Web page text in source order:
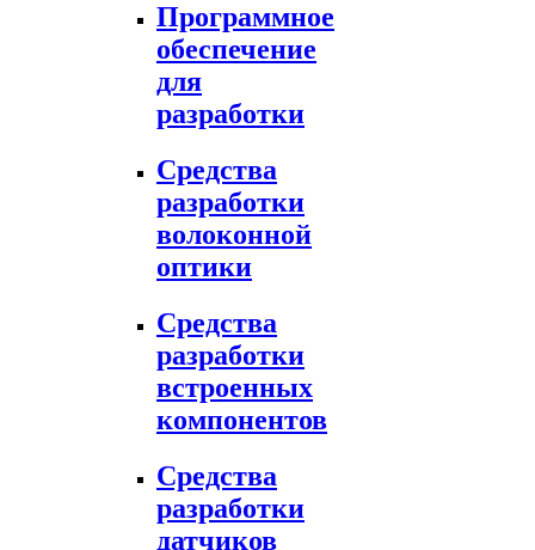
Программное
обеспечение
для
разработки
Средства
разработки
волоконной
оптики
Средства
разработки
встроенных
компонентов
Средства
разработки
датчиков